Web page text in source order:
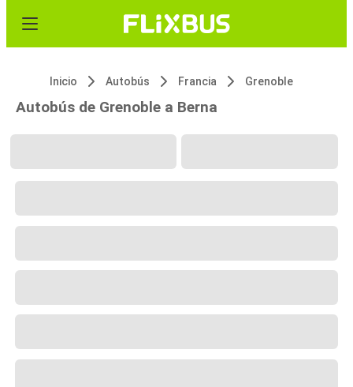
Inicio Autobús Francia Grenoble
Autobús de Grenoble a Berna